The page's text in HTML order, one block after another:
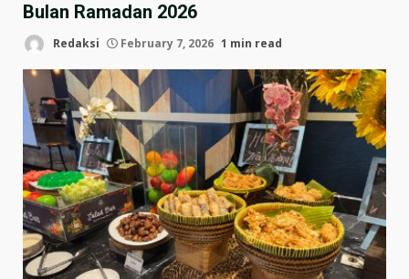
Bulan Ramadan 2026
Redaksi February 7, 2026 1 min read